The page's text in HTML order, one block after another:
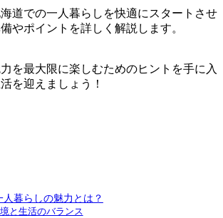
道での一人暮らしを快適にスタートさせ
やポイントを詳しく解説します。
を最大限に楽しむためのヒントを手に入
を迎えましょう！
暮らしの魅力とは？
と生活のバランス